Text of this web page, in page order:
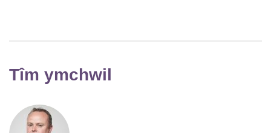
Tîm ymchwil